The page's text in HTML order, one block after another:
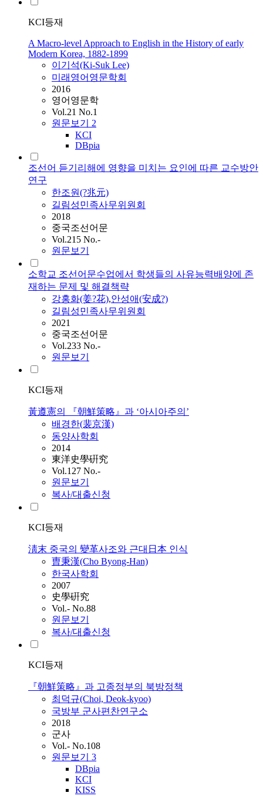
KCI등재
A Macro-level Approach to English in the History of early
Modern Korea, 1882-1899
이기석(Ki-Suk Lee)
미래영어영문학회
2016
영어영문학
Vol.21 No.1
원문보기 2
KCI
DBpia
조선어 듣기리해에 영향을 미치는 요인에 따른 교수방안
연구
한조원(?兆元)
길림성민족사무위원회
2018
중국조선어문
Vol.215 No.-
원문보기
소학교 조선어문수업에서 학생들의 사유능력배양에 존
재하는 문제 및 해결책략
강홍화(姜?花),안성애(安成?)
길림성민족사무위원회
2021
중국조선어문
Vol.233 No.-
원문보기
KCI등재
黃遵憲의 『朝鮮策略』과 ‘아시아주의’
배경한(裴京漢)
동양사학회
2014
東洋史學硏究
Vol.127 No.-
원문보기
복사/대출신청
KCI등재
淸末 중국의 變革사조와 근대日本 인식
曺秉漢(Cho Byong-Han)
한국사학회
2007
史學硏究
Vol.- No.88
원문보기
복사/대출신청
KCI등재
『朝鮮策略』과 고종정부의 북방정책
최덕규(Choi, Deok-kyoo)
국방부 군사편찬연구소
2018
군사
Vol.- No.108
원문보기 3
DBpia
KCI
KISS